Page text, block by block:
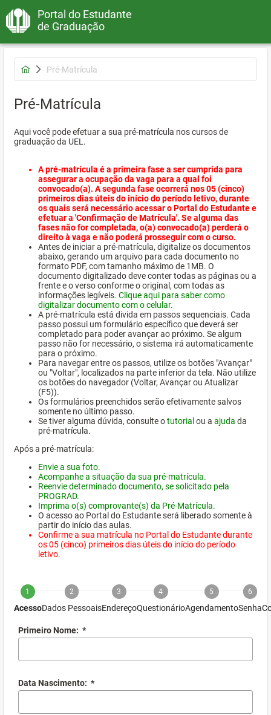
Portal do Estudante
de Graduação
Pré-Matrícula
Pré-Matrícula
Aqui você pode efetuar a sua pré-matrícula nos cursos de
graduação da UEL.
A pré-matrícula é a primeira fase a ser cumprida para
assegurar a ocupação da vaga para a qual foi
convocado(a). A segunda fase ocorrerá nos 05 (cinco)
primeiros dias úteis do início do período letivo, durante
os quais será necessário acessar o Portal do Estudante e
efetuar a 'Confirmação de Matrícula'. Se alguma das
fases não for completada, o(a) convocado(a) perderá o
direito à vaga e não poderá prosseguir com o curso.
Antes de iniciar a pré-matrícula, digitalize os documentos
abaixo, gerando um arquivo para cada documento no
formato PDF, com tamanho máximo de 1MB. O
documento digitalizado deve conter todas as páginas ou a
frente e o verso conforme o original, com todas as
informações legíveis. Clique aqui para saber como
digitalizar documento com o celular.
A pré-matrícula está divida em passos sequenciais. Cada
passo possui um formulário específico que deverá ser
completado para poder avançar ao próximo. Se algum
passo não for necessário, o sistema irá automaticamente
para o próximo.
Para navegar entre os passos, utilize os botões "Avançar"
ou "Voltar", localizados na parte inferior da tela. Não utilize
os botões do navegador (Voltar, Avançar ou Atualizar
(F5)).
Os formulários preenchidos serão efetivamente salvos
somente no último passo.
Se tiver alguma dúvida, consulte otutorial ou a ajuda da
pré-matrícula.
Após a pré-matrícula:
Envie a sua foto.
Acompanhe a situação da sua pré-matrícula.
Reenvie determinado documento, se solicitado pela
PROGRAD.
Imprima o(s) comprovante(s) da Pré-Matrícula.
O acesso ao Portal do Estudante será liberado somente à
partir do início das aulas.
Confirme a sua matrícula no Portal do Estudante durante
os 05 (cinco) primeiros dias úteis do início do período
letivo.
1
Acesso
2
Dados Pessoais
3
Endereço
4
Questionário
5
Agendamento
6
Senha
Primeiro Nome: *
Data Nascimento: *